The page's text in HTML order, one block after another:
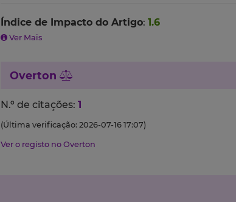
Índice de Impacto do Artigo: 1.6
Ver Mais
Overton
N.º de citações: 1
(Última verificação: 2026-07-16 17:07)
Ver o registo no Overton